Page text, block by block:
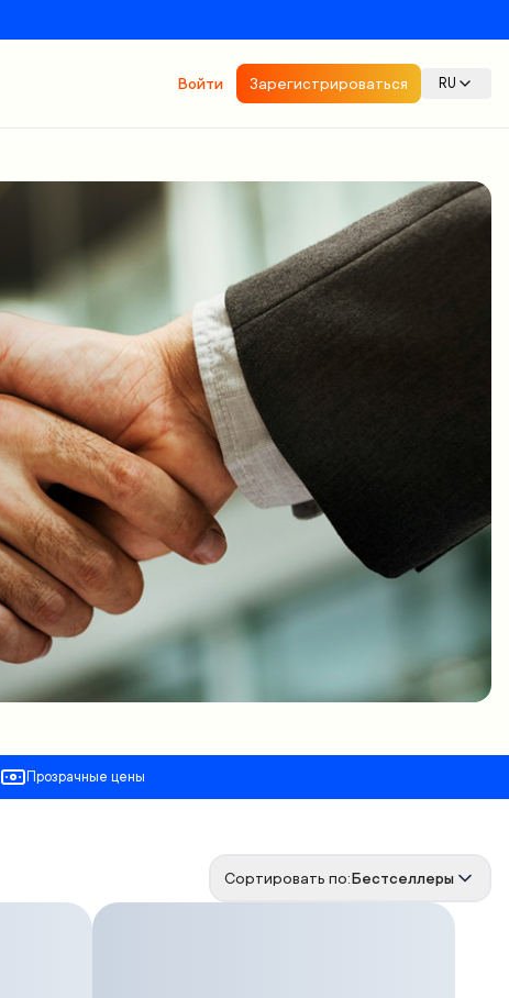
Войти Зарегистрироваться RU
Прозрачные цены
Сортировать по:Бестселлеры